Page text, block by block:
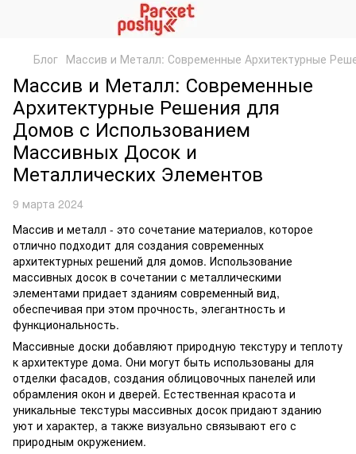
Блог Массив и Металл: Современные Архитектурные
Массив и Металл: Современные
Архитектурные Решения для
Домов с Использованием
Массивных Досок и
Металлических Элементов
9 марта 2024
Массив и металл - это сочетание материалов, которое
отлично подходит для создания современных
архитектурных решений для домов. Использование
массивных досок в сочетании с металлическими
элементами придает зданиям современный вид,
обеспечивая при этом прочность, элегантность и
функциональность.
Массивные доски добавляют природную текстуру и теплоту
к архитектуре дома. Они могут быть использованы для
отделки фасадов, создания облицовочных панелей или
обрамления окон и дверей. Естественная красота и
уникальные текстуры массивных досок придают зданию
уют и характер, а также визуально связывают его с
природным окружением.